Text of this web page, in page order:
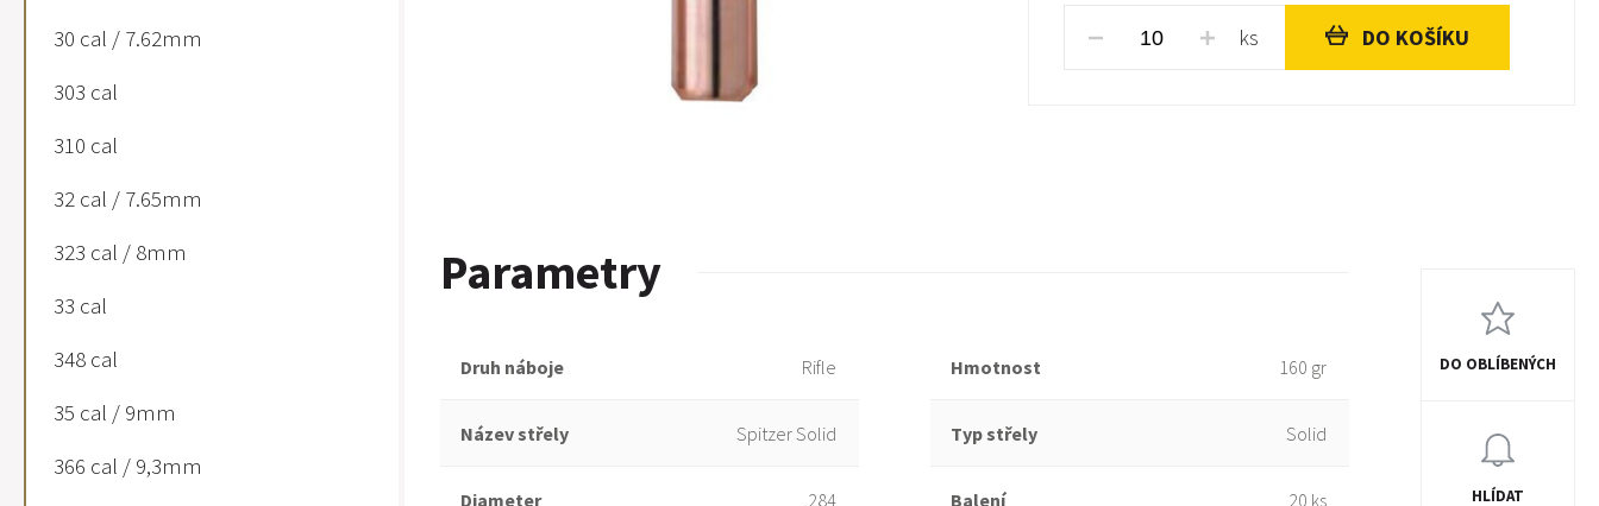
30 cal / 7.62mm
303 cal
310 cal
32 cal / 7.65mm
323 cal / 8mm
33 cal
348 cal
35 cal / 9mm
366 cal / 9,3mm
ks DO KOŠÍKU
Parametry
Druh náboje Rifle
Název střely Spitzer Solid
Diameter .284
Hmotnost 160 gr
Typ střely Solid
Balení 20 ks
DO OBLÍBENÝCH
HLÍDAT